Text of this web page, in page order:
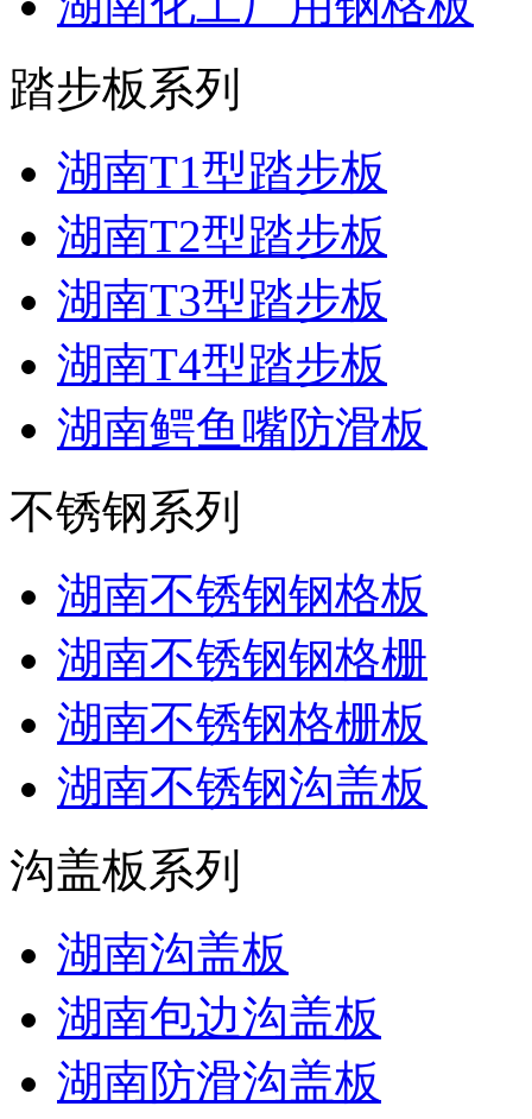
踏步板系列
湖南T1型踏步板
湖南T2型踏步板
湖南T3型踏步板
湖南T4型踏步板
湖南鳄鱼嘴防滑板
不锈钢系列
湖南不锈钢钢格板
湖南不锈钢钢格栅
湖南不锈钢格栅板
湖南不锈钢沟盖板
沟盖板系列
湖南沟盖板
湖南包边沟盖板
湖南防滑沟盖板